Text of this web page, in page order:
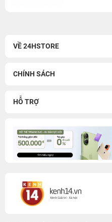
VỀ 24HSTORE
CHÍNH SÁCH
HỖ TRỢ